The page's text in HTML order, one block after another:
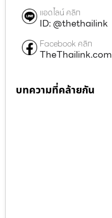
แอดไลน์ คลิก
ID: @thethailink
Facebook คลิก
TheThailink.com
บทความที่คล้ายกัน